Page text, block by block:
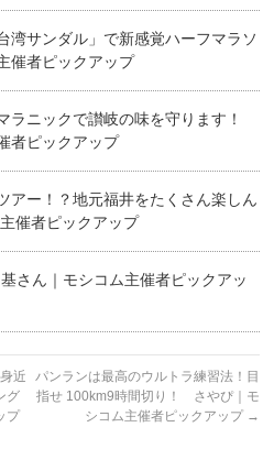
湾サンダル」で新感覚ハーフマラソ
者ピックアップ
ラニックで讃岐の味を守ります！
者ピックアップ
アー！？地元福井をたくさん楽しん
催者ピックアップ
さん｜モシコム主催者ピックアッ
近
グ
プ
パンランは最高のウルトラ練習法！目
指せ 100km9時間切り！ さやぴ｜モ
シコム主催者ピックアップ →